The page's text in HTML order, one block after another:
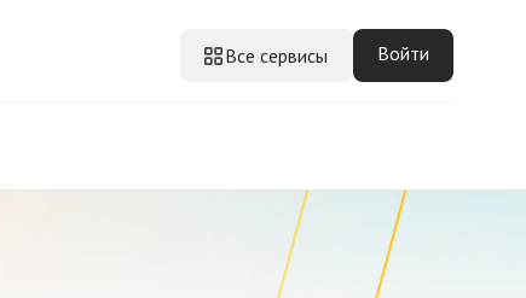
Все сервисы Войти